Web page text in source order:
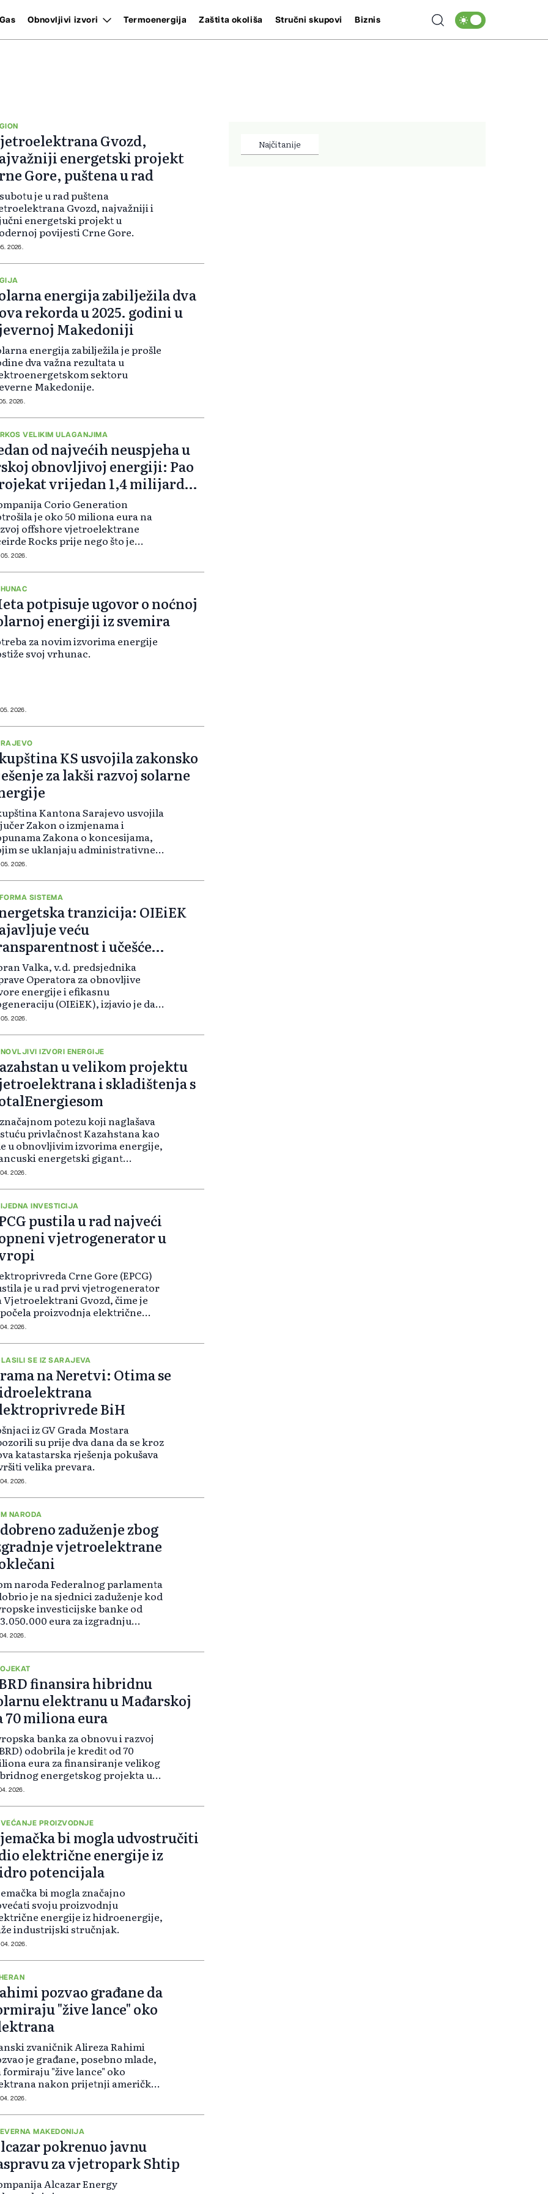
Gas Obnovljivi izvori Termoenergija Zaštita okoliša Stručni skupovi Biznis
Gvozd,
energetski projekt
Gore, puštena u rad
je u rad puštena
Gvozd, najvažniji i
energetski projekt u
povijesti Crne Gore.
2026.
energija zabilježila dva
rekorda u 2025. godini u
Makedoniji
energija zabilježila je prošle
dva važna rezultata u
sektoru
Makedonije.
2026.
VELIKIM ULAGANJIMA
od najvećih neuspjeha u
obnovljivoj energiji: Pao
vrijedan 1,4 milijarde
Corio Generation
je oko 50 miliona eura na
offshore vjetroelektrane
Rocks prije nego što je
zvanično napušten, što
u historiji irskog sektora
energije.
2026.
potpisuje ugovor o noćnoj
energiji iz svemira
za novim izvorima energije
svoj vrhunac.
2026.
KS usvojila zakonsko
za lakši razvoj solarne
Kantona Sarajevo usvojila
Zakon o izmjenama i
Zakona o koncesijama,
se uklanjaju administrativne
za veću proizvodnju
elektrana.
2026.
SISTEMA
tranzicija: OIEiEK
veću
i učešće
Valka, v.d. predsjednika
Operatora za obnovljive
energije i efikasnu
(OIEiEK), izjavio je da
fokus rada ove institucije biti na
upravljanju sredstvima
uključivanju građana u
sistem.
2026.
IZVORI ENERGIJE
u velikom projektu
i skladištenja s
potezu koji naglašava
privlačnost Kazahstana kao
u obnovljivim izvorima energije,
energetski gigant
donio je konačnu
i baterijskog skladištenja
1,2 milijarde dolara –
od najvećih inicijativa za
izvore energije u historiji
2026.
INVESTICIJA
pustila u rad najveći
vjetrogenerator u
Crne Gore (EPCG)
je u rad prvi vjetrogenerator
Vjetroelektrani Gvozd, čime je
proizvodnja električne
iz ovog projekta ukupne
2026.
SE IZ SARAJEVA
na Neretvi: Otima se
BiH
iz GV Grada Mostara
su prije dva dana da se kroz
katastarska rješenja pokušava
velika prevara.
2026.
NARODA
zaduženje zbog
vjetroelektrane
naroda Federalnog parlamenta
je na sjednici zaduženje kod
investicijske banke od
eura za izgradnju
Poklečani u općini
2026.
finansira hibridnu
elektranu u Mađarskoj
70 miliona eura
banka za obnovu i razvoj
odobrila je kredit od 70
eura za finansiranje velikog
energetskog projekta u
koji kombinira solarnu
kao dio ukupnog
paketa od 210 miliona
objavio je EBRD.
2026.
PROIZVODNJE
bi mogla udvostručiti
električne energije iz
potencijala
bi mogla značajno
svoju proizvodnju
energije iz hidroenergije,
industrijski stručnjak.
2026.
pozvao građane da
"žive lance" oko
zvaničnik Alireza Rahimi
je građane, posebno mlade,
formiraju "žive lance" oko
nakon prijetnji američkog
Donalda Trumpa o
isteka ultimatuma.
2026.
MAKEDONIJA
pokrenuo javnu
za vjetropark Shtip
Alcazar Energy
Najčitanije